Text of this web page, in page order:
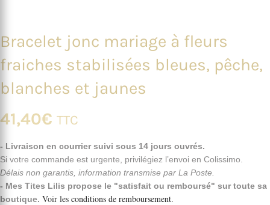
Bracelet jonc mariage à fleurs
fraiches stabilisées bleues, pêche,
blanches et jaunes
41,40€ TTC
- Livraison en courrier suivi sous 14 jours ouvrés.
Si votre commande est urgente, privilégiez l’envoi en Colissimo.
Délais non garantis, information transmise par La Poste.
- Mes Tites Lilis propose le "satisfait ou remboursé" sur toute sa
boutique. Voir les conditions de remboursement.